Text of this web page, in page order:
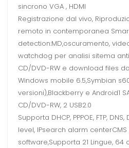
sincrono VGA , HDMI
Registrazione dal vivo,
remoto in contemporanea
detection:MD,oscuramento,
watchdog per analisi sitema anti
CD/DVD-RW e download files
Windows mobile 6.5,Symbian
versioni),Blackberry e Android1
CD/DVD-RW, 2 USB2.0
Supporta DHCP, PPPOE, FTP, DNS,
level, IPsearch alarm centerCMS
software,Supporta 21 Lingue, 64